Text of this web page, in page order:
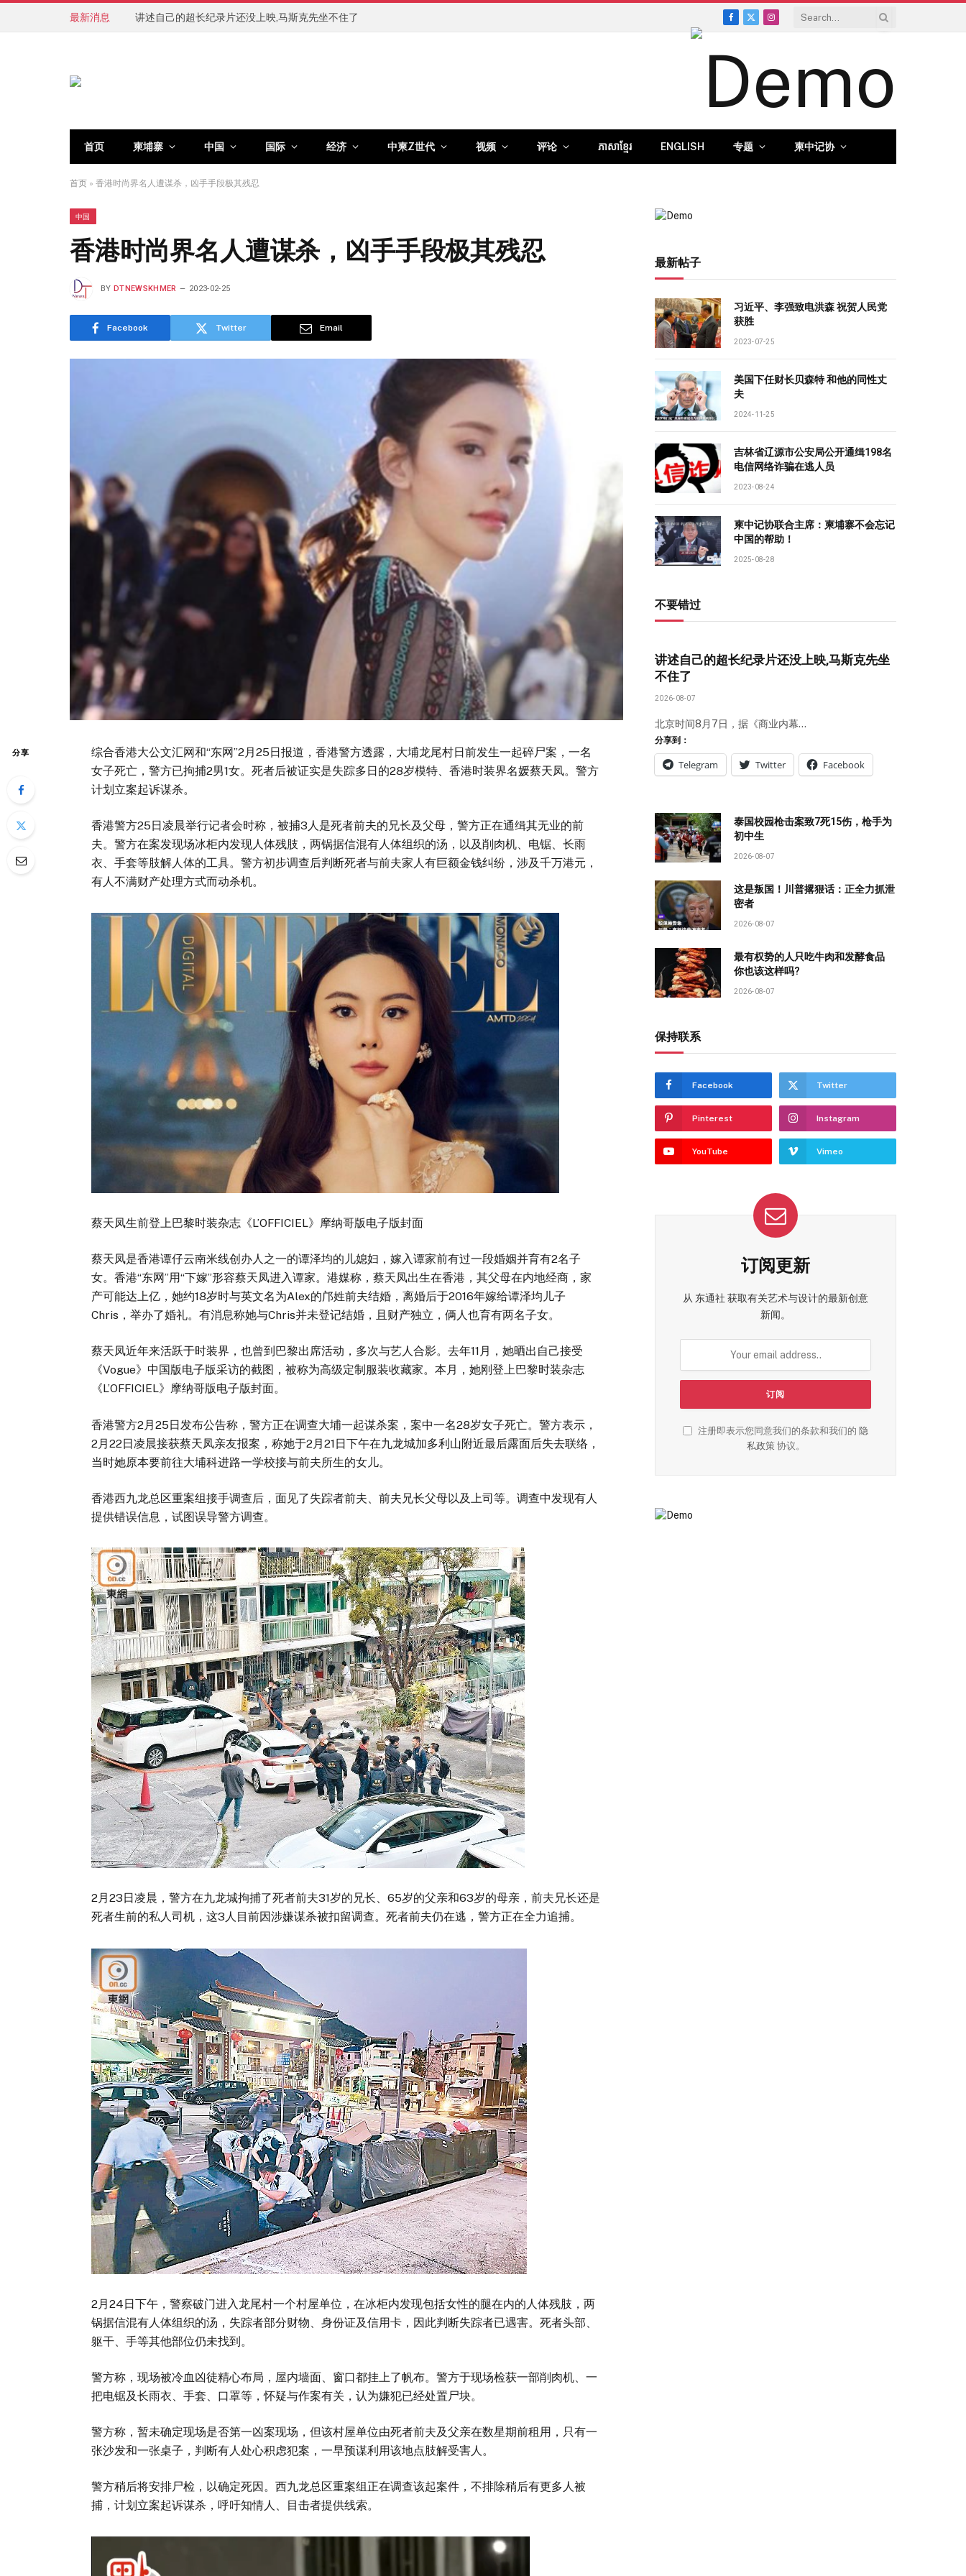
最新消息 讲述自己的超长纪录片还没上映,马斯克先坐不住了
Facebook
X
Instagram
首页 柬埔寨 中国 国际 经济 中柬Z世代 视频 评论 ភាសាខ្មែរ ENGLISH 专题 柬中记协
首页 » 香港时尚界名人遭谋杀，凶手手段极其残忍
中国
香港时尚界名人遭谋杀，凶手手段极其残忍
BY DTNEWSKHMER 2023-02-25
Facebook Twitter Email
分享
综合香港大公文汇网和“东网”2月25日报道，香港警方透露，大埔龙尾村日前发生一起碎尸案，一名
女子死亡，警方已拘捕2男1女。死者后被证实是失踪多日的28岁模特、香港时装界名媛蔡天凤。警方
计划立案起诉谋杀。
香港警方25日凌晨举行记者会时称，被捕3人是死者前夫的兄长及父母，警方正在通缉其无业的前
夫。警方在案发现场冰柜内发现人体残肢，两锅据信混有人体组织的汤，以及削肉机、电锯、长雨
衣、手套等肢解人体的工具。警方初步调查后判断死者与前夫家人有巨额金钱纠纷，涉及千万港元，
有人不满财产处理方式而动杀机。
蔡天凤生前登上巴黎时装杂志《L’OFFICIEL》摩纳哥版电子版封面
蔡天凤是香港谭仔云南米线创办人之一的谭泽均的儿媳妇，嫁入谭家前有过一段婚姻并育有2名子
女。香港“东网”用“下嫁”形容蔡天凤进入谭家。港媒称，蔡天凤出生在香港，其父母在内地经商，家
产可能达上亿，她约18岁时与英文名为Alex的邝姓前夫结婚，离婚后于2016年嫁给谭泽均儿子
Chris，举办了婚礼。有消息称她与Chris并未登记结婚，且财产独立，俩人也育有两名子女。
蔡天凤近年来活跃于时装界，也曾到巴黎出席活动，多次与艺人合影。去年11月，她晒出自己接受
《Vogue》中国版电子版采访的截图，被称为高级定制服装收藏家。本月，她刚登上巴黎时装杂志
《L’OFFICIEL》摩纳哥版电子版封面。
香港警方2月25日发布公告称，警方正在调查大埔一起谋杀案，案中一名28岁女子死亡。警方表示，
2月22日凌晨接获蔡天凤亲友报案，称她于2月21日下午在九龙城加多利山附近最后露面后失去联络，
当时她原本要前往大埔科进路一学校接与前夫所生的女儿。
香港西九龙总区重案组接手调查后，面见了失踪者前夫、前夫兄长父母以及上司等。调查中发现有人
提供错误信息，试图误导警方调查。
2月23日凌晨，警方在九龙城拘捕了死者前夫31岁的兄长、65岁的父亲和63岁的母亲，前夫兄长还是
死者生前的私人司机，这3人目前因涉嫌谋杀被扣留调查。死者前夫仍在逃，警方正在全力追捕。
2月24日下午，警察破门进入龙尾村一个村屋单位，在冰柜内发现包括女性的腿在内的人体残肢，两
锅据信混有人体组织的汤，失踪者部分财物、身份证及信用卡，因此判断失踪者已遇害。死者头部、
躯干、手等其他部位仍未找到。
警方称，现场被冷血凶徒精心布局，屋内墙面、窗口都挂上了帆布。警方于现场检获一部削肉机、一
把电锯及长雨衣、手套、口罩等，怀疑与作案有关，认为嫌犯已经处置尸块。
警方称，暂未确定现场是否第一凶案现场，但该村屋单位由死者前夫及父亲在数星期前租用，只有一
张沙发和一张桌子，判断有人处心积虑犯案，一早预谋利用该地点肢解受害人。
警方稍后将安排尸检，以确定死因。西九龙总区重案组正在调查该起案件，不排除稍后有更多人被
捕，计划立案起诉谋杀，呼吁知情人、目击者提供线索。
最新帖子
习近平、李强致电洪森 祝贺人民党
获胜
2023-07-25
美国下任财长贝森特 和他的同性丈
夫
2024-11-25
吉林省辽源市公安局公开通缉198名
电信网络诈骗在逃人员
2023-08-24
柬中记协联合主席：柬埔寨不会忘记
中国的帮助！
2025-08-28
不要错过
讲述自己的超长纪录片还没上映,马斯克先坐
不住了
2026-08-07
北京时间8月7日，据《商业内幕…
分享到：
Telegram Twitter Facebook
泰国校园枪击案致7死15伤，枪手为
初中生
2026-08-07
这是叛国！川普撂狠话：正全力抓泄
密者
2026-08-07
最有权势的人只吃牛肉和发酵食品
你也该这样吗?
2026-08-07
保持联系
Facebook Twitter
Pinterest Instagram
YouTube Vimeo
订阅更新
从 东通社 获取有关艺术与设计的最新创意
新闻。
注册即表示您同意我们的条款和我们的 隐
私政策协议。